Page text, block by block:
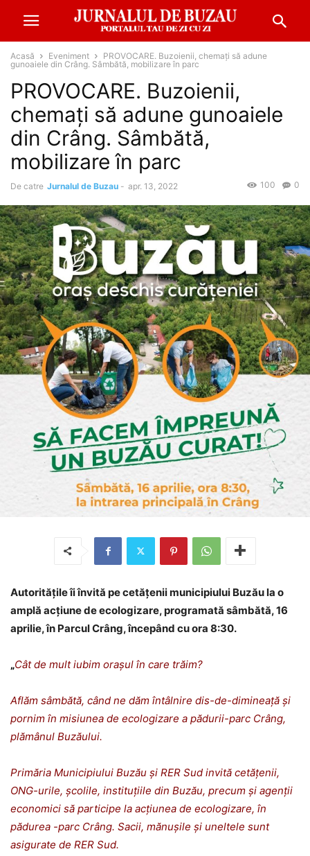
Acasă Eveniment
PROVOCARE. Buzoienii, chemați să adune
gunoaiele din Crâng. Sâmbătă, mobilizare în parc
PROVOCARE. Buzoienii,
chemați să adune gunoaiele
din Crâng. Sâmbătă,
mobilizare în parc
De catre Jurnalul de Buzau - apr. 13, 2022 0
100
Autoritățile îi învită pe cetățenii municipiului Buzău la o
amplă acțiune de ecologizare, programată sâmbătă, 16
aprilie, în Parcul Crâng, începând cu ora 8:30.
„Cât de mult iubim orașul în care trăim?
Aflăm sâmbătă, când ne dăm întâlnire dis-de-dimineață și
pornim în misiunea de ecologizare a pădurii-parc Crâng,
plămânul Buzăului.
Primăria Municipiului Buzău și RER Sud invită cetățenii,
ONG-urile, școlile, instituțiile din Buzău, precum și agenții
economici să participe la acțiunea de ecologizare, în
pădurea -parc Crâng. Sacii, mănușile și uneltele sunt
asigurate de RER Sud.